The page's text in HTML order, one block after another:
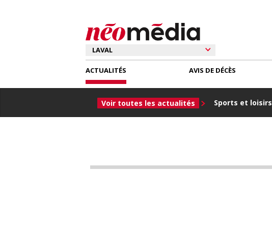
ACTUALITÉS
Voir toutes les actualités Sports et loisirs
AVIS DE DÉCÈS